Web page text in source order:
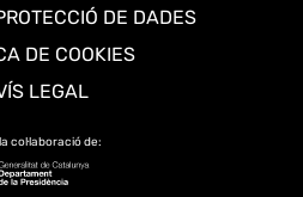
DE DADES
DE COOKIES
LEGAL
col·laboració de: